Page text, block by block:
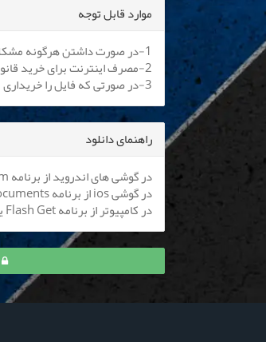
موارد قابل توجه
1-در صورت داشتن هرگونه مشکلی، لطفا با پشتیبانی آنلاین یا
2-مصرف اینترنت برای خرید قانونی از سرورهای IR نیم بها می باشد. کلیه اپراتورها موظف به اعمال هستند.
3-در صورتی که فایل را خریداری کرده اید لطفا ابتدا وارد سایت شوید تا بتوانید فایل را دانلود نمایید
راهنمای دانلود
در گوشی های اندروید از برنامه adm جهت دانلود فیلم استفاده کنید (
در گوشی ios از برنامه Documents جهت دانلود فیلم استفاده کنید (
در کامپیوتر از برنامه Flash Get یا idm جهت دانلود فیلم استفاده نمایید